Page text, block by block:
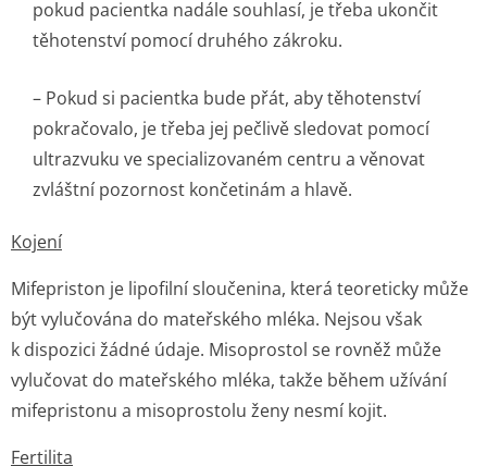
pokud pacientka nadále souhlasí, je třeba ukončit
těhotenství pomocí druhého zákroku.
– Pokud si pacientka bude přát, aby těhotenství
pokračovalo, je třeba jej pečlivě sledovat pomocí
ultrazvuku ve specializovaném centru a věnovat
zvláštní pozornost končetinám a hlavě.
Kojení
Mifepriston je lipofilní sloučenina, která teoreticky může
být vylučována do mateřského mléka. Nejsou však
k dispozici žádné údaje. Misoprostol se rovněž může
vylučovat do mateřského mléka, takže během užívání
mifepristonu a misoprostolu ženy nesmí kojit.
Fertilita